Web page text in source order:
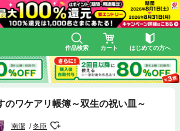
作品検索 カート はじめての方へ
のワケアリ帳簿～双生の祝い皿～
南潔 冬臣